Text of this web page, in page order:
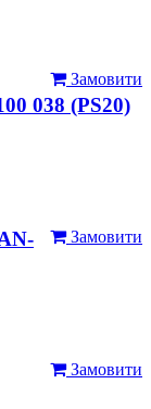
Замовити
038 (PS20)
Замовити
Замовити